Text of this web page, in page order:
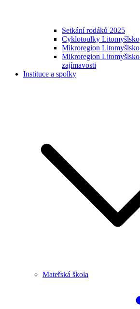
Setkání rodáků 2025
Cyklotoulky Litomyšlsko
Mikroregion Litomyšlsko
Mikroregion
zajímavosti
Instituce a spolky
Mateřská škola